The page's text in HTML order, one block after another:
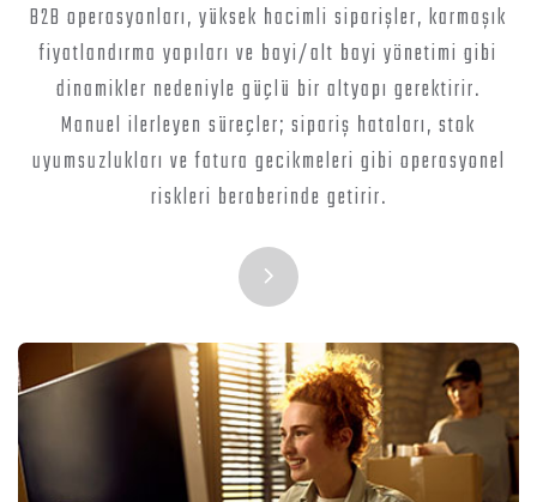
B2B operasyonları, yüksek hacimli siparişler, karmaşık
fiyatlandırma yapıları ve bayi/alt bayi yönetimi gibi
dinamikler nedeniyle güçlü bir altyapı gerektirir.
Manuel ilerleyen süreçler; sipariş hataları, stok
uyumsuzlukları ve fatura gecikmeleri gibi operasyonel
riskleri beraberinde getirir.